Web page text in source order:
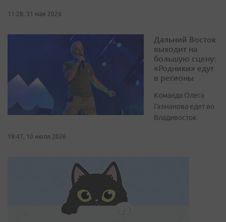
11:28, 31 мая 2026
Дальний Восток
выходит на
большую сцену:
«Родники» едут
в регионы
Команда Олега
Газманова едет во
Владивосток
18:47, 10 июля 2026